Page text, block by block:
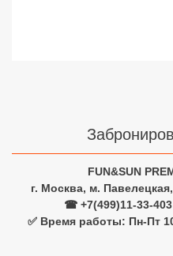
FUN&SUN
г. Москва, м.
☎ +7(499)11-33-403
✅ Время работы: Пн-Пт
Сетевые отели Мальдив
Сетевые отели Бали
Сетевые отели Сейшел
Сетевые отели Маврикия